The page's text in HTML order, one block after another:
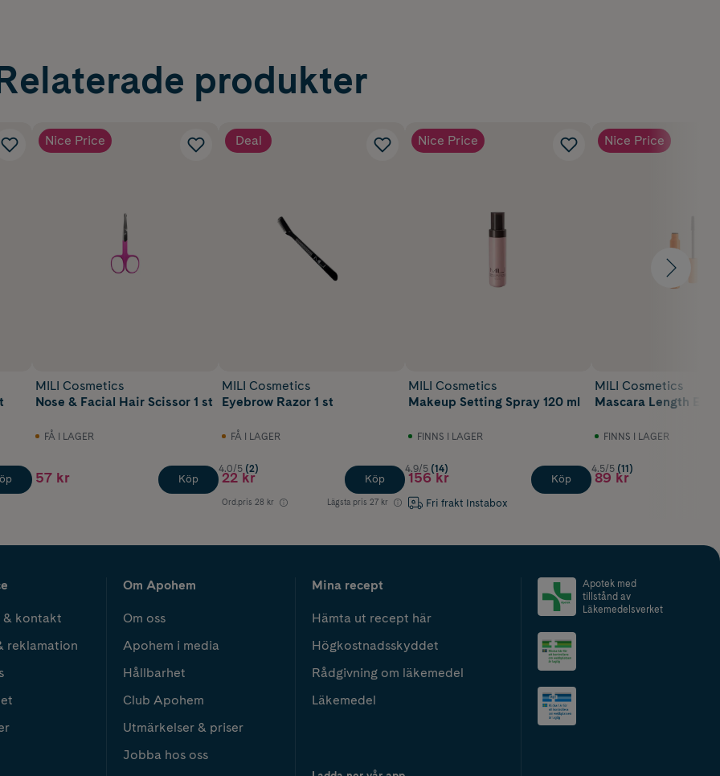
produkter
Nice Price
MILI Cosmetics
Nose & Facial Hair Scissor 1 st
FÅ I LAGER
57 kr Köp
Deal
MILI Cosmetics
Eyebrow Razor 1 st
FÅ I LAGER
4.0/5 (2)
22 kr
Ord.pris 28 kr Lägsta pris 27 kr
Köp
Nice Price
MILI Cosmetics
Makeup Setting Spray 120 ml
FINNS I LAGER
4.9/5 (14)
156 kr
Fri frakt Instabox
Köp
Nice Price
MILI Cosmetics
Mascara Length
FINNS I LAGER
4.5/5 (11)
89 kr
& kontakt
reklamation
Om Apohem
Om oss
Apohem i media
Hållbarhet
Club Apohem
Utmärkelser & priser
Jobba hos oss
Mina recept
Hämta ut recept här
Högkostnadsskyddet
Rådgivning om läkemedel
Läkemedel
Apotek med
tillstånd av
Läkemedelsverket